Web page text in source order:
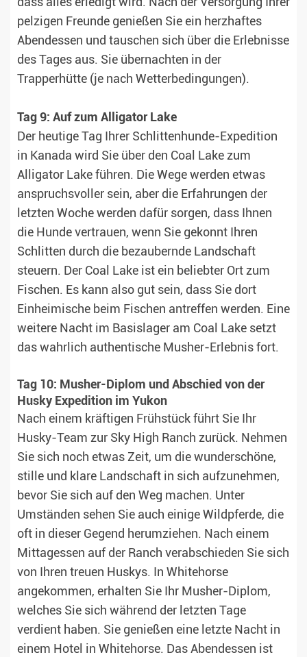
pelzigen Freunde genießen Sie ein herzhaftes
Abendessen und tauschen sich über die Erlebnisse
des Tages aus. Sie übernachten in der
Trapperhütte (je nach Wetterbedingungen).
Tag 9: Auf zum Alligator Lake
Der heutige Tag Ihrer Schlittenhunde-Expedition
in Kanada wird Sie über den Coal Lake zum
Alligator Lake führen. Die Wege werden etwas
anspruchsvoller sein, aber die Erfahrungen der
letzten Woche werden dafür sorgen, dass Ihnen
die Hunde vertrauen, wenn Sie gekonnt Ihren
Schlitten durch die bezaubernde Landschaft
steuern. Der Coal Lake ist ein beliebter Ort zum
Fischen. Es kann also gut sein, dass Sie dort
Einheimische beim Fischen antreffen werden. Eine
weitere Nacht im Basislager am Coal Lake setzt
das wahrlich authentische Musher-Erlebnis fort.
Tag 10: Musher-Diplom und Abschied von der
Husky Expedition im Yukon
Nach einem kräftigen Frühstück führt Sie Ihr
Husky-Team zur Sky High Ranch zurück. Nehmen
Sie sich noch etwas Zeit, um die wunderschöne,
stille und klare Landschaft in sich aufzunehmen,
bevor Sie sich auf den Weg machen. Unter
Umständen sehen Sie auch einige Wildpferde, die
oft in dieser Gegend herumziehen. Nach einem
Mittagessen auf der Ranch verabschieden Sie sich
von Ihren treuen Huskys. In Whitehorse
angekommen, erhalten Sie Ihr Musher-Diplom,
welches Sie sich während der letzten Tage
verdient haben. Sie genießen eine letzte Nacht in
einem Hotel in Whitehorse. Das Abendessen ist